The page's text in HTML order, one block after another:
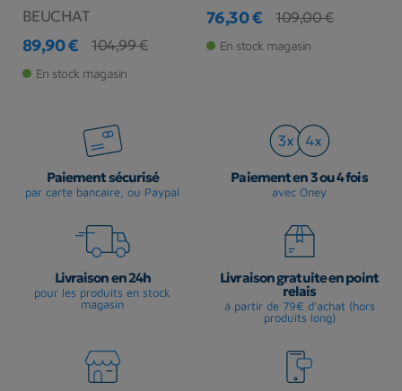
BEUCHAT
Prix
89,90 €
Prix de base
104,99 €
En stock magasin
Prix
76,30 €
Prix de base
109,00 €
En stock magasin
Paiement sécurisé
par carte bancaire, ou Paypal
Paiement en 3 ou 4 fois
avec Oney
Livraison en 24h
pour les produits en stock
magasin
Livraison gratuite en point
relais
à partir de 79€ d'achat (hors
produits long)